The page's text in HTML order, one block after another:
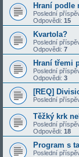
Hraní podle
Poslední
Odpovědi: 15
Kvartola?
Poslední
Odpovědi: 7
Hraní třemi
Poslední
Odpovědi: 3
[REQ]
Poslední
Těžký krk
Poslední
Odpovědi: 18
Program s
Poslední